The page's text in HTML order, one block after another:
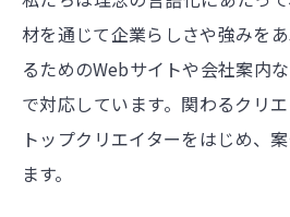
材を通じて企業らしさや強みを
るためのWebサイトや会社案内
で対応しています。関わるクリ
トップクリエイターをはじめ、
ます。